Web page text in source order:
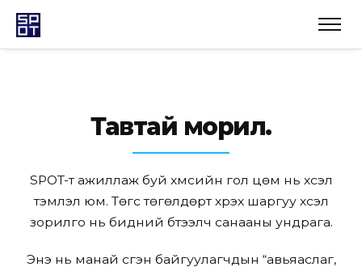
Тавтай морил.
SPOT-т ажиллаж буй хүмүүсийн гол цөм нь хүсэл
тэмүүлэл юм. Төгс төгөлдөрт хүрэх шаргуу хүсэл
зорилго нь бидний бүтээлч санааны ундрага.
Энэ нь манай үүсгэн байгуулагчдын “авьяаслаг,